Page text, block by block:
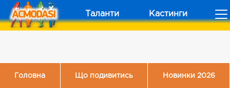
Таланти Кастинги
Головна Що подивитись Новинки 2026